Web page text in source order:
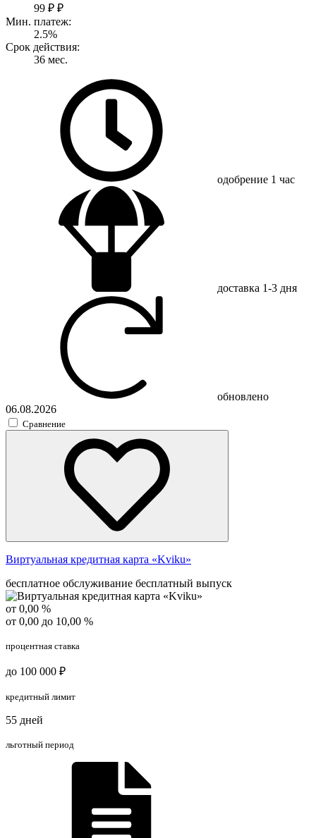
99 ₽ ₽
Мин. платеж:
2.5%
Срок действия:
36 мес.
одобрение 1 час
доставка 1-3 дня
обновлено
06.08.2026
Сравнение
Виртуальная кредитная карта «Kviku»
бесплатное обслуживание бесплатный выпуск
от 0,00 %
от 0,00 до 10,00 %
процентная ставка
до 100 000 ₽
кредитный лимит
55 дней
льготный период